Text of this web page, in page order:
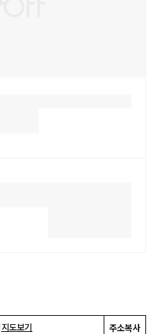
지도보기 주소복사